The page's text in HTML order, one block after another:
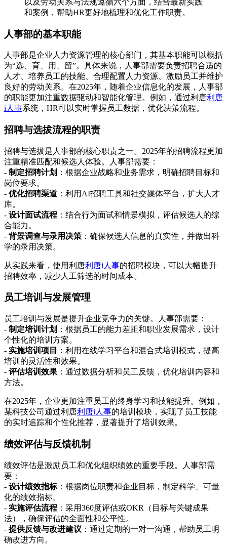
和案例，帮助HR更好地梳理和优化工作职责。
人事部的基本职能
人事部是企业人力资源管理的核心部门，其基本职能可以概括
为“选、育、用、留”。具体来说，人事部需要负责招聘合适的
人才、培养员工的技能、合理配置人力资源、激励员工并维护
良好的劳动关系。在2025年，随着企业信息化的发展，人事部
的职能更加注重数据驱动和智能化管理。例如，通过利唐利唐
i人事系统，HR可以实时掌握员工数据，优化决策流程。
招聘与选拔流程的职责
招聘与选拔是人事部的核心职责之一。2025年的招聘流程更加
注重精准匹配和候选人体验。人事部需要：
- 制定招聘计划 ：根据企业战略和业务需求，明确招聘目标和
岗位要求。
- 优化招聘渠道 ：利用AI招聘工具和社交媒体平台，扩大人才
库。
- 设计面试流程 ：结合行为面试和情景模拟，评估候选人的综
合能力。
- 背景调查与录用决策 ：确保候选人信息的真实性，并做出科
学的录用决策。
从实践来看，使用利唐利唐i人事的招聘模块，可以大幅提升
招聘效率，减少人工筛选的时间成本。
员工培训与发展管理
员工培训与发展是提升企业竞争力的关键。人事部需要：
- 制定培训计划 ：根据员工的能力差距和职业发展需求，设计
个性化的培训方案。
- 实施培训项目
：利用在线学习平台和混合式培训模式，提高
培训的灵活性和效果。
- 评估培训效果 ：通过数据分析和员工反馈，优化培训内容和
方法。
在2025年，企业更加注重员工的终身学习和技能提升。例如，
某科技公司通过利唐利唐i人事的培训模块，实现了员工技能
的实时追踪和个性化推荐，显著提升了培训效果。
绩效评估与反馈机制
绩效评估是激励员工和优化组织绩效的重要手段。人事部需
要：
- 设计绩效指标：根据岗位职责和企业目标，制定科学、可量
化的绩效指标。
- 实施评估流程 ：采用360度评估或OKR（目标与关键成果
法），确保评估的全面性和公平性。
- 提供反馈与改进建议 ：通过定期的一对一沟通，帮助员工明
确改进方向。